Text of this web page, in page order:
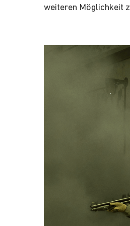
weiteren Möglichkeit